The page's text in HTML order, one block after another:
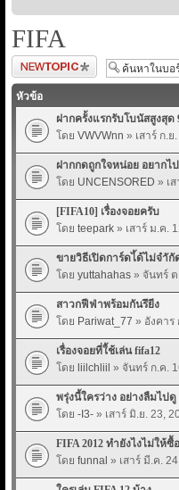
FIFA
ตั้งกระทู้ใหม่
หัวข้อ
ฝากครั้งแรกรับโบนัสสูงสุด
โดย VWVWnn » เสาร์ ก.
ฝากกดถูกใจหน่อย อยากไ
โดย UNCENSORED » เ
[FIFA10] เรื่องจอยครับ
โดย teepark » เสาร์ ม.ค.
ขายวิธีเปิดการ์ดไ้ด้ไม่จำักั
โดย yuttahahas » จันทร์
สาวกฟีฟ่าพร้อมกันรึยีง
โดย Pariwat_77 » อังคาร
เรื่องจอยที่ใ้ช้เล่น fifa12
โดย liilchliil » จันทร์ ก.ค.
พรุ่งนี้ใครว่าง อย่างลืมไปดู
โดย -I3- » เสาร์ มิ.ย. 23,
FIFA 2012 ทำยังไงไม่ให้
โดย funnal » เสาร์ มี.ค.